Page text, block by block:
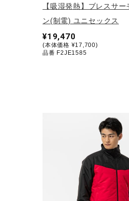
ライフスタイルグッズ
インナー
寝具／ミズノスリープ
コラボ／ライセンス
【吸湿発熱】ブレスサ
ン(制電) ユニセックス
¥19,470
(本体価格 ¥17,700)
品番 F2JE1585